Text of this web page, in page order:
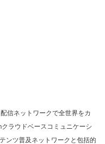
信ネットワークで全世界をカ
ラウドベースコミュニケーシ
ンツ普及ネットワークと包括的